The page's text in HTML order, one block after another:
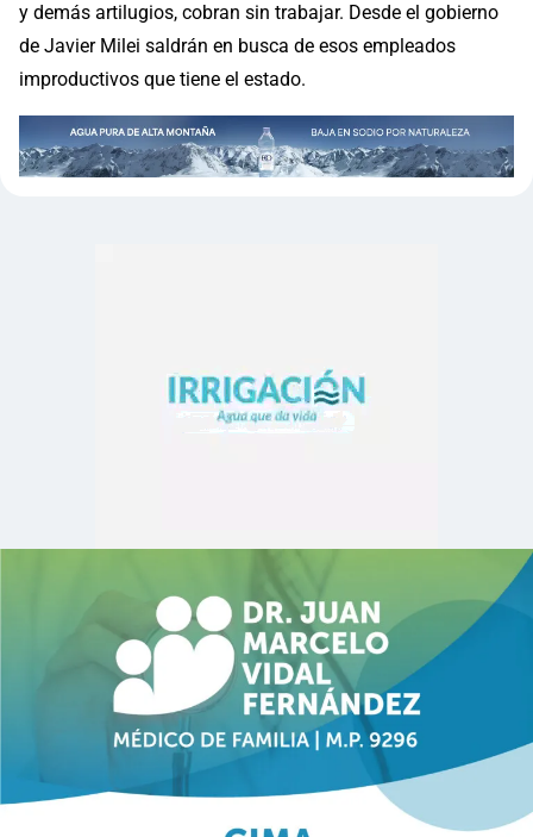
y demás artilugios, cobran sin trabajar. Desde el gobierno
de Javier Milei saldrán en busca de esos empleados
improductivos que tiene el estado.